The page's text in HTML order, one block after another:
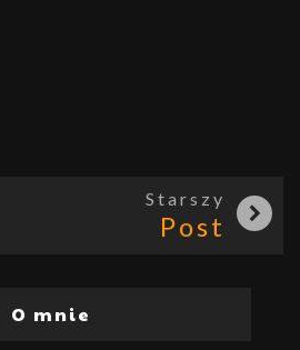
Starszy
Post
O mnie